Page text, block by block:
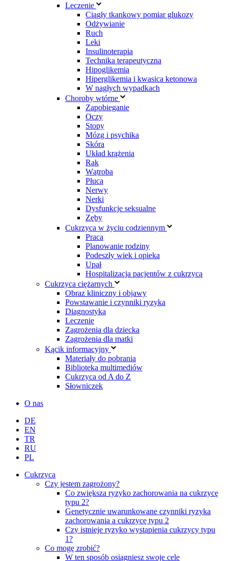
Leczenie
Ciągły tkankowy pomiar glukozy
Odżywianie
Ruch
Leki
Insulinoterapia
Technika terapeutyczna
Hipoglikemia
Hiperglikemia i kwasica ketonowa
W nagłych wypadkach
Choroby wtórne
Zapobieganie
Oczy
Stopy
Mózg i psychika
Skóra
Układ krążenia
Rak
Wątroba
Płuca
Nerwy
Nerki
Dysfunkcje seksualne
Zęby
Cukrzyca w życiu codziennym
Praca
Planowanie rodziny
Podeszły wiek i opieka
Upał
Hospitalizacja pacjentów z cukrzycą
Cukrzyca ciężarnych
Obraz kliniczny i objawy
Powstawanie i czynniki ryzyka
Diagnostyka
Leczenie
Zagrożenia dla dziecka
Zagrożenia dla matki
Kącik informacyjny
Materiały do pobrania
Biblioteka multimediów
Cukrzyca od A do Z
Słowniczek
O nas
DE
EN
TR
RU
PL
Cukrzyca
Czy jestem zagrożony?
Co zwiększa ryzyko zachorowania na cukrzycę
typu 2?
Genetycznie uwarunkowane czynniki ryzyka
zachorowania a cukrzycę typu 2
Czy istnieje ryzyko wystąpienia cukrzycy typu
1?
Co mogę zrobić?
W ten sposób osiągniesz swoje cele